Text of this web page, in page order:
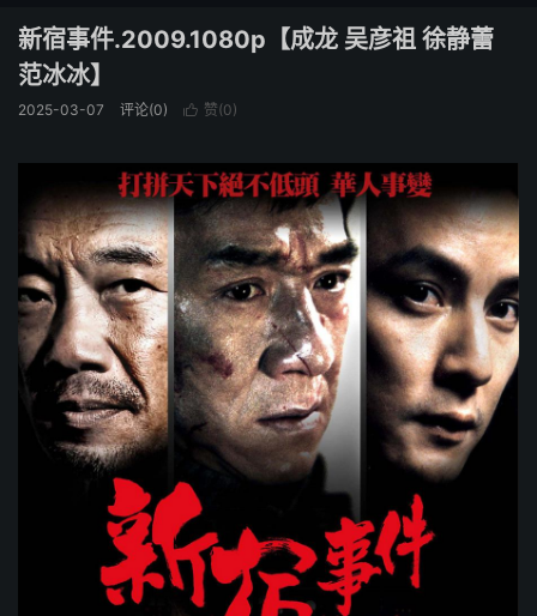
新宿事件.2009.1080p【成龙 吴彦祖 徐静蕾
范冰冰】
2025-03-07 评论(0)  赞(0)